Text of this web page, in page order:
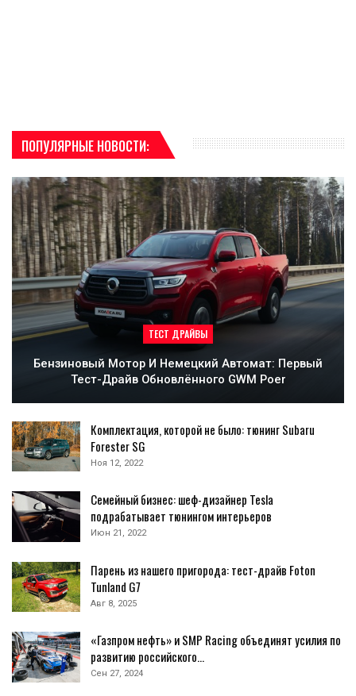
ПОПУЛЯРНЫЕ НОВОСТИ:
ТЕСТ ДРАЙВЫ
Бензиновый Мотор И Немецкий Автомат: Первый
Тест-Драйв Обновлённого GWM Poer
Комплектация, которой не было: тюнинг Subaru
Forester SG
Ноя 12, 2022
Семейный бизнес: шеф-дизайнер Tesla
подрабатывает тюнингом интерьеров
Июн 21, 2022
Парень из нашего пригорода: тест-драйв Foton
Tunland G7
Авг 8, 2025
«Газпром нефть» и SMP Racing объединят усилия по
развитию российского…
Сен 27, 2024